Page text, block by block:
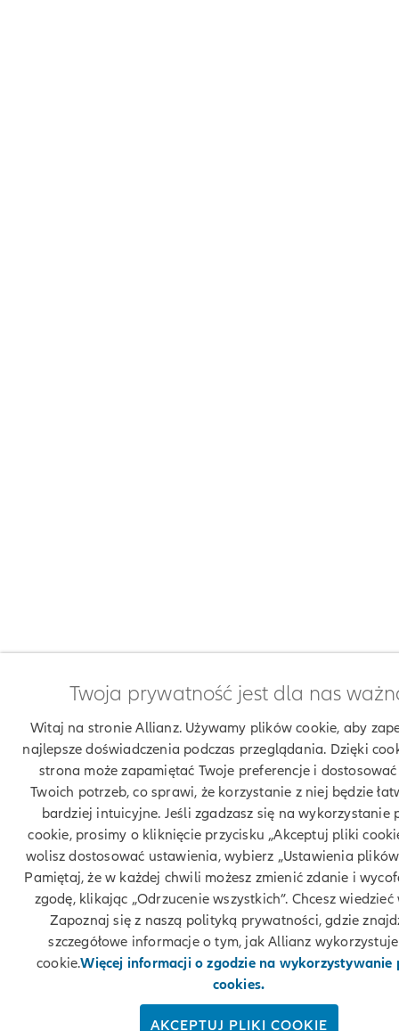
Twoja prywatność jest dla nas
Witaj na stronie Allianz. Używamy plików cookie, aby
najlepsze doświadczenia podczas przeglądania. Dzięki
strona może zapamiętać Twoje preferencje i
Twoich potrzeb, co sprawi, że korzystanie z niej będzie
bardziej intuicyjne. Jeśli zgadzasz się na wykorzystanie
cookie, prosimy o kliknięcie przycisku „Akceptuj pliki
wolisz dostosować ustawienia, wybierz „Ustawienia plików
Pamiętaj, że w każdej chwili możesz zmienić zdanie i
zgodę, klikając „Odrzucenie wszystkich”. Chcesz wiedzieć
Zapoznaj się z naszą polityką prywatności, gdzie
szczegółowe informacje o tym, jak Allianz
cookie.Więcej informacji o zgodzie na
cookies.
AKCEPTUJ PLIKI COOKIE